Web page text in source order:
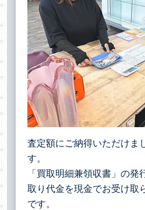
査定額にご納得いただけま
す。
「買取明細兼領収書」の発
取り代金を現金でお受け取
です。